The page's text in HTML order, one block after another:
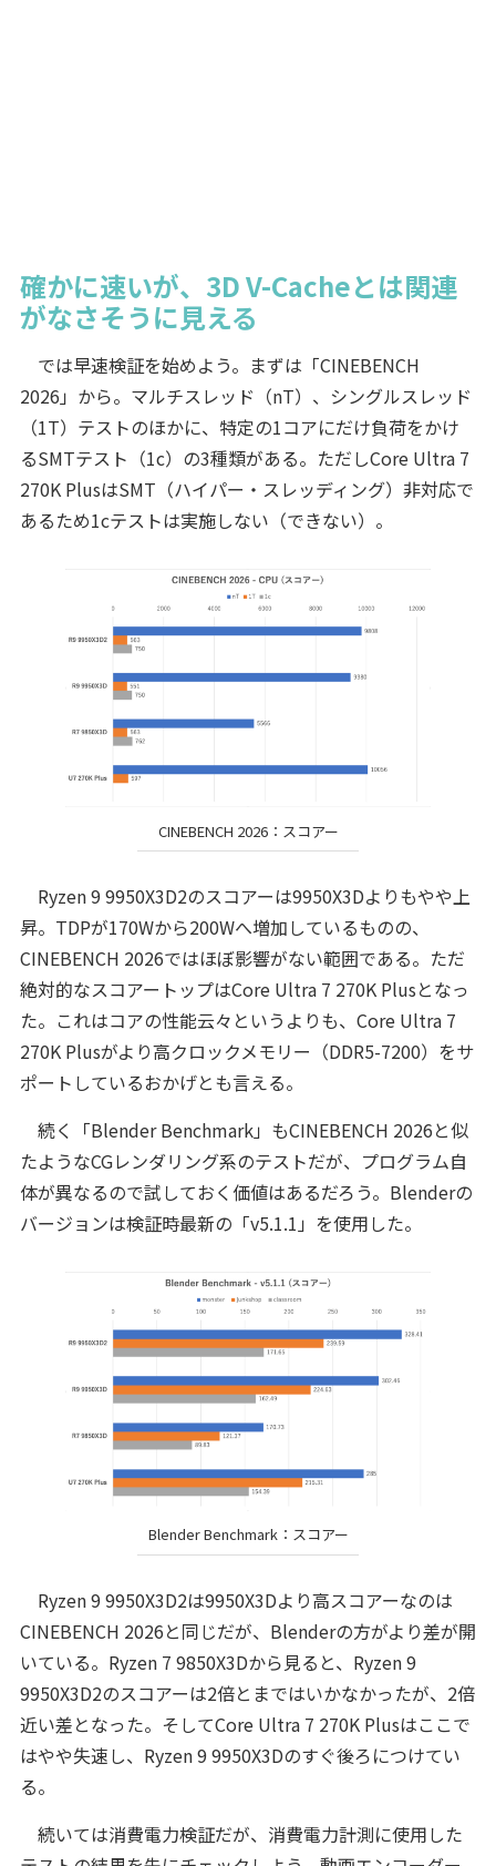
確かに速いが、3D V-Cacheとは関連
がなさそうに見える
では早速検証を始めよう。まずは「CINEBENCH
2026」から。マルチスレッド（nT）、シングルスレッド
（1T）テストのほかに、特定の1コアにだけ負荷をかけ
るSMTテスト（1c）の3種類がある。ただしCore Ultra 7
270K PlusはSMT（ハイパー・スレッディング）非対応で
あるため1cテストは実施しない（できない）。
CINEBENCH 2026：スコアー
Ryzen 9 9950X3D2のスコアーは9950X3Dよりもやや上
昇。TDPが170Wから200Wへ増加しているものの、
CINEBENCH 2026ではほぼ影響がない範囲である。ただ
絶対的なスコアートップはCore Ultra 7 270K Plusとなっ
た。これはコアの性能云々というよりも、Core Ultra 7
270K Plusがより高クロックメモリー（DDR5-7200）をサ
ポートしているおかげとも言える。
続く「Blender Benchmark」もCINEBENCH 2026と似
たようなCGレンダリング系のテストだが、プログラム自
体が異なるので試しておく価値はあるだろう。Blenderの
バージョンは検証時最新の「v5.1.1」を使用した。
Blender Benchmark：スコアー
Ryzen 9 9950X3D2は9950X3Dより高スコアーなのは
CINEBENCH 2026と同じだが、Blenderの方がより差が開
いている。Ryzen 7 9850X3Dから見ると、Ryzen 9
9950X3D2のスコアーは2倍とまではいかなかったが、2倍
近い差となった。そしてCore Ultra 7 270K Plusはここで
はやや失速し、Ryzen 9 9950X3Dのすぐ後ろにつけてい
る。
続いては消費電力検証だが、消費電力計測に使用した